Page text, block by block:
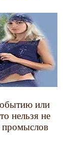
или
нельзя не
промыслов